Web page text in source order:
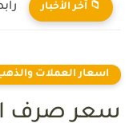
📁 آخر الأخبار
اسعار العملات
سعر صرف